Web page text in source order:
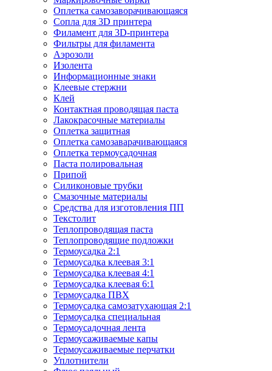
Оплетка самозаворачивающаяся
Сопла для 3D принтера
Филамент для 3D-принтера
Фильтры для филамента
Аэрозоли
Изолента
Информационные знаки
Клеевые стержни
Клей
Контактная проводящая паста
Лакокрасочные материалы
Оплетка защитная
Оплетка самозаварачивающаяся
Оплетка термоусадочная
Паста полировальная
Припой
Силиконовые трубки
Смазочные материалы
Средства для изготовления ПП
Текстолит
Теплопроводящая паста
Теплопроводящие подложки
Термоусадка 2:1
Термоусадка клеевая 3:1
Термоусадка клеевая 4:1
Термоусадка клеевая 6:1
Термоусадка ПВХ
Термоусадка самозатухающая 2:1
Термоусадка специальная
Термоусадочная лента
Термоусаживаемые капы
Термоусаживаемые перчатки
Уплотнители